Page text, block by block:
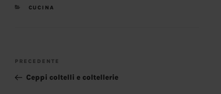
CATEGORIE
CUCINA
NAVIGAZIONE
ARTICOLI
Articolo
precedente:
PRECEDENTE
Ceppi coltelli e coltellerie